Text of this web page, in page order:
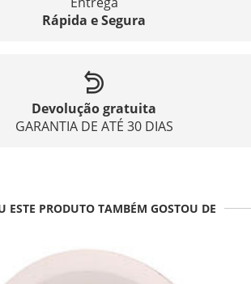
Rápida e Segura
Devolução gratuita
GARANTIA DE ATÉ 30 DIAS
ESTE PRODUTO TAMBÉM GOSTOU DE